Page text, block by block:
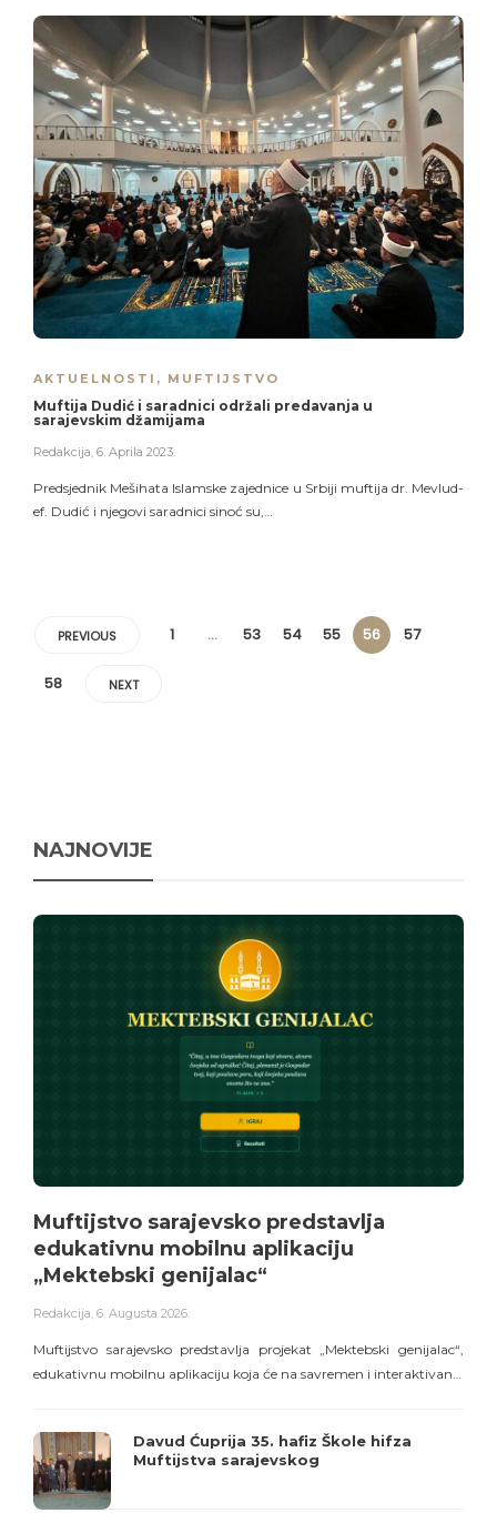
AKTUELNOSTI , MUFTIJSTVO
Muftija Dudić i saradnici održali predavanja u
sarajevskim džamijama
Redakcija, 6. Aprila 2023.
Predsjednik Mešihata Islamske zajednice u Srbiji muftija dr. Mevlud-
ef. Dudić i njegovi saradnici sinoć su,…
PREVIOUS 1 … 53 54 55 56 57
58 NEXT
NAJNOVIJE
Muftijstvo sarajevsko predstavlja
edukativnu mobilnu aplikaciju
„Mektebski genijalac“
Redakcija, 6. Augusta 2026.
Muftijstvo sarajevsko predstavlja projekat „Mektebski genijalac“,
edukativnu mobilnu aplikaciju koja će na savremen i interaktivan…
Davud Ćuprija 35. hafiz Škole hifza
Muftijstva sarajevskog